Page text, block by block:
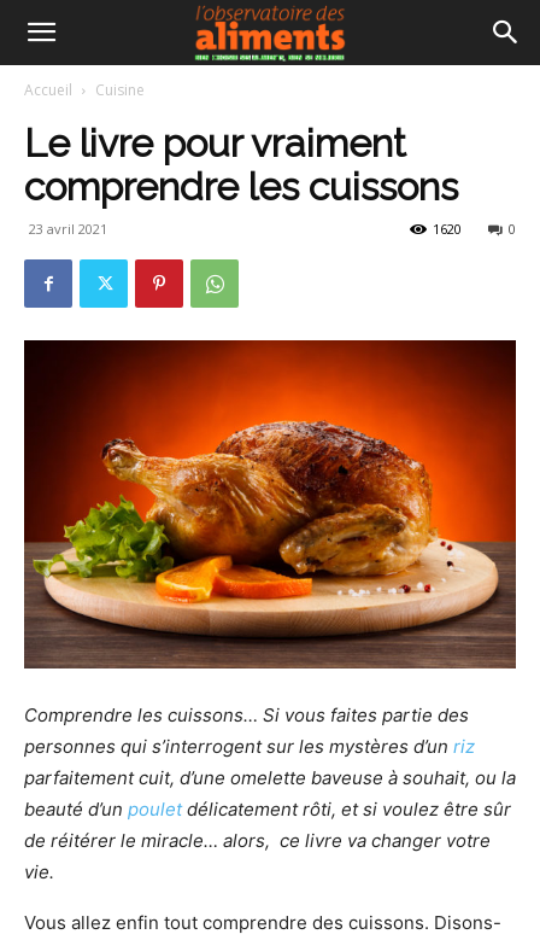
Accueil Cuisine
Le livre pour vraiment
comprendre les cuissons
23 avril 2021 0
1620
Comprendre les cuissons… Si vous faites partie des
personnes qui s’interrogent sur les mystères d’un riz
parfaitement cuit, d’une omelette baveuse à souhait, ou la
beauté d’un pouletdélicatement rôti, et si voulez être sûr
de réitérer le miracle… alors, ce livre va changer votre
vie.
Vous allez enfin tout comprendre des cuissons. Disons-